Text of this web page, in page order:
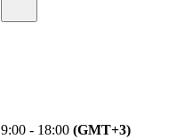
9:00 - 18:00 (GMT+3)